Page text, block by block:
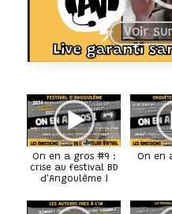
Voir
On en a gros #9 :
crise au festival BD
d'Angoulême !
On en